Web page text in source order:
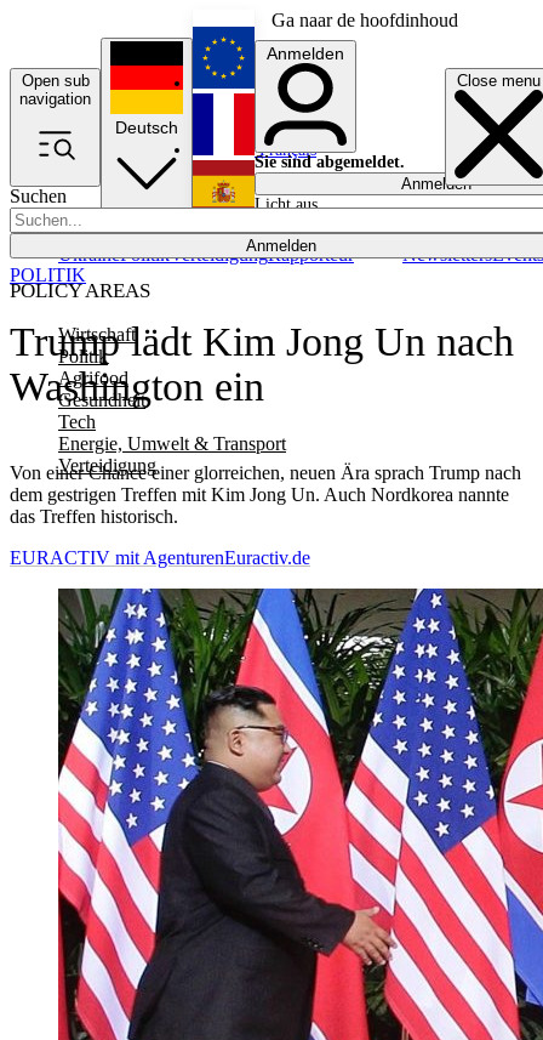
Ga naar de hoofdinhoud
Open sub
navigation
Close menu
Suchen
Anmelden
POLICY AREAS
Wirtschaft
Politik
Agrifood
Gesundheit
Tech
Energie, Umwelt & Transport
Verteidigung
UkrainePolitikVerteidigungRapporteur NewslettersEvents
Deutsch
English
Français
Anmelden
Sie sind abgemeldet.
Anmelden
Licht aus
Trump lädt Kim Jong Un nach
Washington ein
Von einer Chance einer glorreichen, neuen Ära sprach Trump nach
dem gestrigen Treffen mit Kim Jong Un. Auch Nordkorea nannte
das Treffen historisch.
POLITIK
EURACTIV mit AgenturenEuractiv.de